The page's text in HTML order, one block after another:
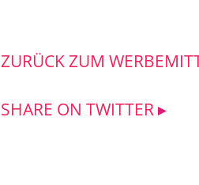
ZURÜCK ZUM
SHARE ON TWITTER